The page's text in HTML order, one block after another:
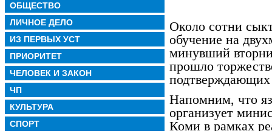
ОБЩЕСТВО
ЛИЧНОЕ ДЕЛО
ИЗ ПЕРВЫХ УСТ
ПРИОРИТЕТ
ЧЕЛОВЕК И ЗАКОН
ЧП
КУЛЬТУРА
СПОРТ
Около сотни
обучение на
минувший
прошло
подтверждающих
Напомним, что
организует
Коми в рамках